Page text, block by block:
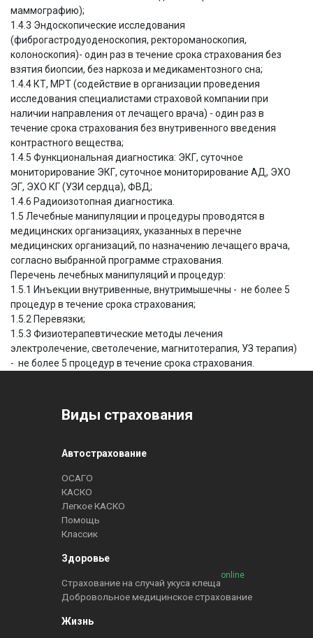
маммографию);
1.4.3 Эндоскопические исследования
(фиброгастродуоденоскопия, ректороманоскопия,
колоноскопия)- один раз в течение срока страхования без
взятия биопсии, без наркоза и медикаментозного сна;
1.4.4 КТ, МРТ (содействие в организации проведения
исследования специалистами страховой компании при
наличии направления от лечащего врача) - один раз в
течение срока страхования без внутривенного введения
контрастного вещества;
1.4.5 Функциональная диагностика: ЭКГ, суточное
мониторирование ЭКГ, суточное мониторирование АД, ЭХО
ЭГ, ЭХО КГ (УЗИ сердца), ФВД;
1.4.6 Радиоизотопная диагностика.
1.5 Лечебные манипуляции и процедуры проводятся в
медицинских организациях, указанных в перечне
медицинских организаций, по назначению лечащего врача,
согласно выбранной программе страхования.
Перечень лечебных манипуляций и процедур:
1.5.1 Инъекции внутривенные, внутримышечны - не более 5
процедур в течение срока страхования;
1.5.2 Перевязки;
1.5.3 Физиотерапевтические методы лечения
электролечение, светолечение, магнитотерапия, УЗ терапия)
- не более 5 процедур в течение срока страхования.
Виды страхования
Автострахование
ОСАГО
КАСКО
Легкое КАСКО
Помощь
Классик
Здоровье
Страхование на случай укуса клеща
online
Добровольное медицинское страхование
Жизнь